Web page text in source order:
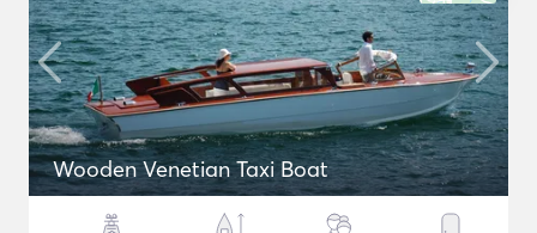
Wooden Venetian Taxi Boat